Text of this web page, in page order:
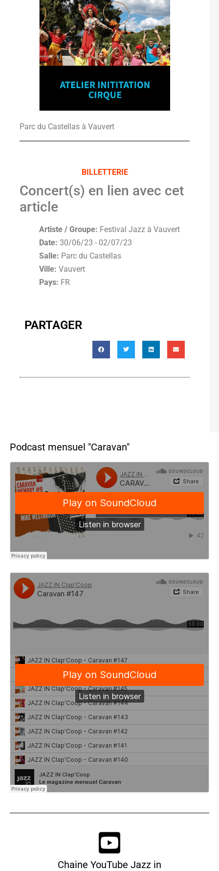
Parc du Castellas à Vauvert
BILLETTERIE
Concert(s) en lien avec cet
article
Artiste / Groupe: Festival Jazz à Vauvert
Date: 30/06/23 - 02/07/23
Salle: Parc du Castellas
Ville: Vauvert
Pays: FR
PARTAGER
Podcast mensuel "Caravan"
Chaine YouTube Jazz in